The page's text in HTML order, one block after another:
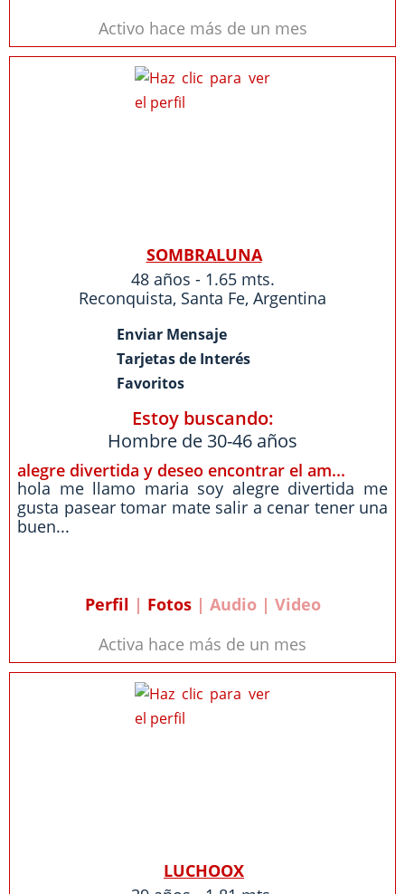
Activo hace más de un mes
SOMBRALUNA
48 años - 1.65 mts.
Reconquista, Santa Fe, Argentina
Enviar Mensaje
Tarjetas de Interés
Favoritos
Estoy buscando:
Hombre de 30-46 años
alegre divertida y deseo encontrar el am...
hola me llamo maria soy alegre divertida me
gusta pasear tomar mate salir a cenar tener una
buen...
Perfil | Fotos| Audio | Video
Activa hace más de un mes
LUCHOOX